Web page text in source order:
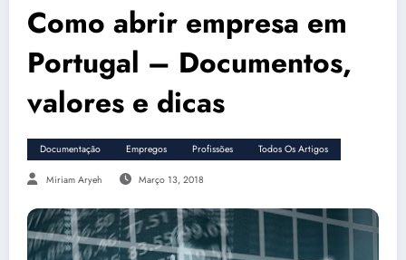
Como abrir empresa em
Portugal – Documentos,
valores e dicas
Documentação Empregos Profissões Todos Os Artigos
Miriam Aryeh Março 13, 2018